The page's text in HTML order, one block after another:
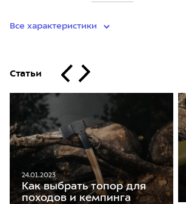
Все характеристики
Статьи
24.01.2023
Как выбрать топор для
походов и кемпинга